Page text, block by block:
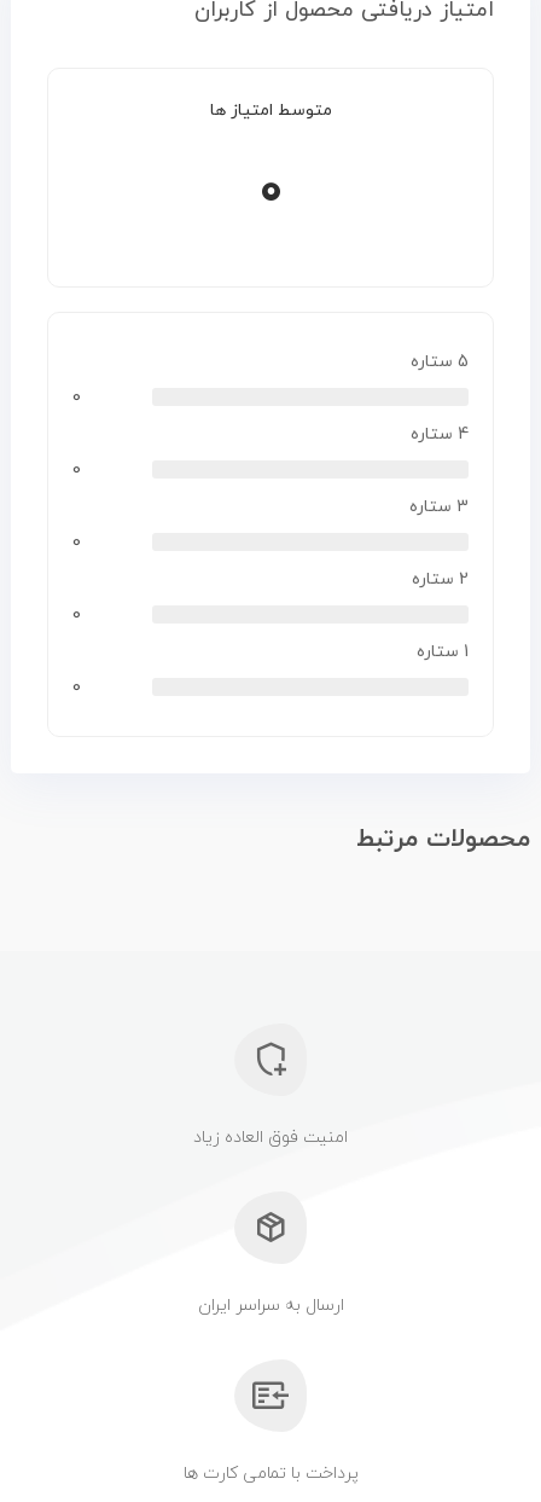
امتیاز دریافتی محصول از کاربران
متوسط امتیاز ها
0
5 ستاره
0
4 ستاره
0
3 ستاره
0
2 ستاره
0
1 ستاره
0
محصولات مرتبط
امنیت فوق العاده زیاد
ارسال به سراسر ایران
پرداخت با تمامی کارت ها